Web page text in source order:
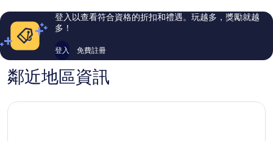
論
論
登入以查看符合資格的折扣和禮遇。玩越多，獎勵就越
多！
登入 免費註冊
鄰近地區資訊